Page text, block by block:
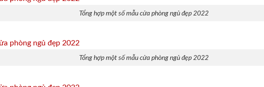
Tổng hợp một số mẫu cửa phòng ngủ đẹp 2022
Tổng hợp một số mẫu cửa phòng ngủ đẹp 2022